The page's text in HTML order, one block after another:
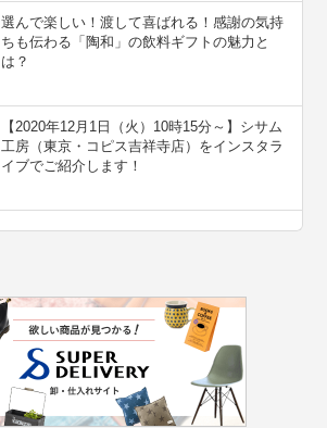
選んで楽しい！渡して喜ばれる！感謝の気持
ちも伝わる「陶和」の飲料ギフトの魅力と
は？
【2020年12月1日（火）10時15分～】シサム
工房（東京・コピス吉祥寺店）をインスタラ
イブでご紹介します！